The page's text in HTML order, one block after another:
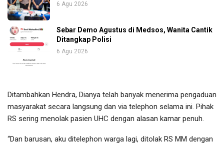
6 Agu 2026
Sebar Demo Agustus di Medsos, Wanita Cantik
Ditangkap Polisi
6 Agu 2026
Ditambahkan Hendra, Dianya telah banyak menerima pengaduan
masyarakat secara langsung dan via telephon selama ini. Pihak
RS sering menolak pasien UHC dengan alasan kamar penuh.
“Dan barusan, aku ditelephon warga lagi, ditolak RS MM dengan